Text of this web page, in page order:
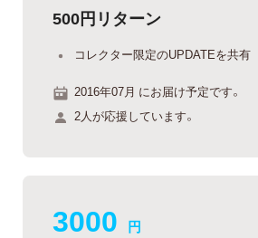
500円リターン
コレクター限定のUPDATEを共有
2016年07月 にお届け予定です。
2人が応援しています。
3000 円